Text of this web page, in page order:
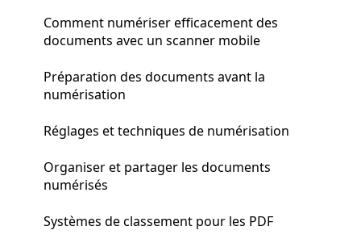
Comment numériser efficacement des
documents avec un scanner mobile
Préparation des documents avant la
numérisation
Réglages et techniques de numérisation
Organiser et partager les documents
numérisés
Systèmes de classement pour les PDF